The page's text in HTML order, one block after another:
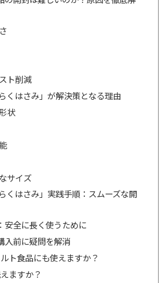
ト削減
くはさみ」が解決策となる理由
状
サイズ
くはさみ」実践手順：スムーズな開
安全に長く使うために
入前に疑問を解消
ト食品にも使えますか？
ますか？